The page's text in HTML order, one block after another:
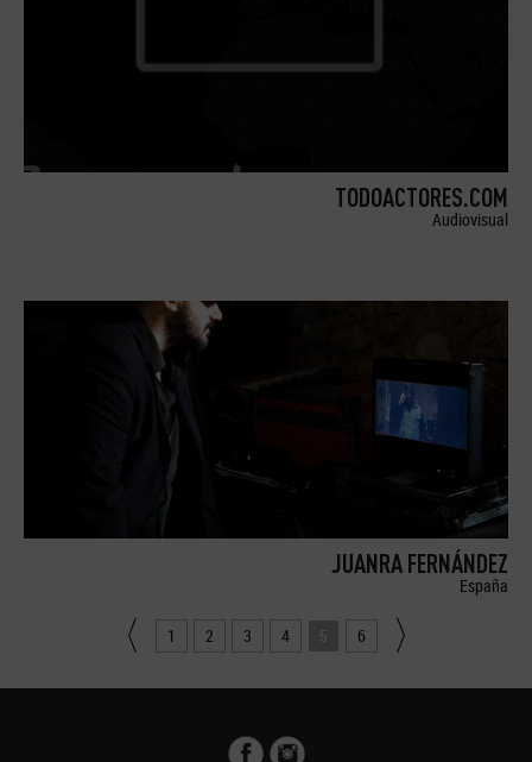
TODOACTORES.COM
Audiovisual
JUANRA FERNÁNDEZ
España
1 2 3 4 5 6